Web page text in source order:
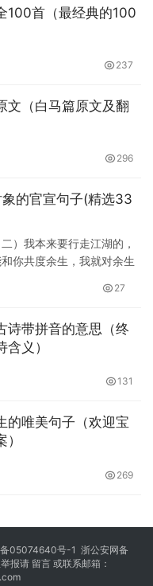
100首（最经典的100
237
文（白马篇原文及翻
296
的官宣句子(精选33
我本来要行走江湖的，
共度余生，我就对余生
27
诗带拼音的意思（终
义）
131
的唯美句子（欢迎宝
269
05074640号-1 浙公安网备
报请 留言或联系邮箱：